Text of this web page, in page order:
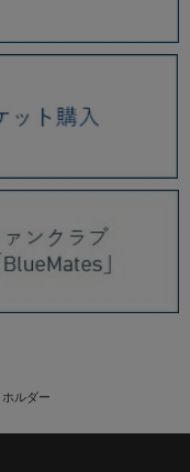
ルダー